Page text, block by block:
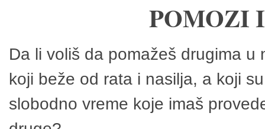
POMOZI
Da li voliš da pomažeš drugima
koji beže od rata i nasilja, a koji
slobodno vreme koje imaš